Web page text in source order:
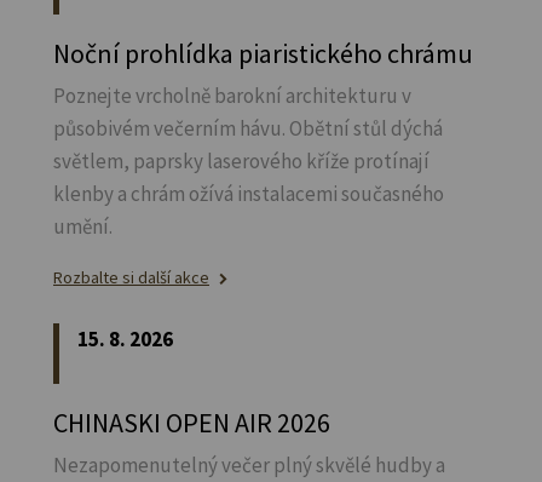
Noční prohlídka piaristického chrámu
Poznejte vrcholně barokní architekturu v
působivém večerním hávu. Obětní stůl dýchá
světlem, paprsky laserového kříže protínají
klenby a chrám ožívá instalacemi současného
umění.
Rozbalte si další akce
15. 8. 2026
CHINASKI OPEN AIR 2026
Nezapomenutelný večer plný skvělé hudby a